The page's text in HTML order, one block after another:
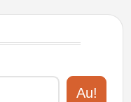
Au!